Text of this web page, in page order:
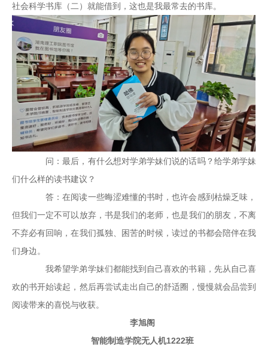
社会科学书库（二）就能借到，这也是我最常去的书库。
问：最后，有什么想对学弟学妹们说的话吗？给学弟学妹
们什么样的读书建议？
答：在阅读一些晦涩难懂的书时，也许会感到枯燥乏味，
但我们一定不可以放弃，书是我们的老师，也是我们的朋友，不离
不弃必有回响，在我们孤独、困苦的时候，读过的书都会陪伴在我
们身边。
我希望学弟学妹们都能找到自己喜欢的书籍，先从自己喜
欢的书开始读起，然后再尝试走出自己的舒适圈，慢慢就会品尝到
阅读带来的喜悦与收获。
李旭阁
智能制造学院无人机1222班